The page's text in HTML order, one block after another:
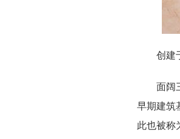
创建于
面阔三
早期建筑
此也被称